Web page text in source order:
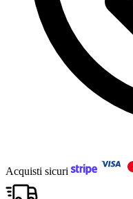
Acquisti sicuri